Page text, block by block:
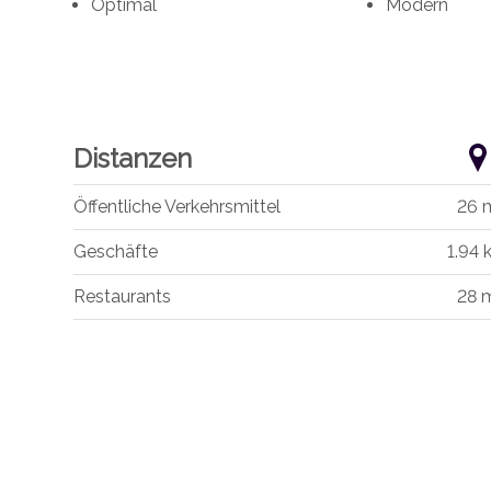
Optimal Modern
Distanzen
Öffentliche Verkehrsmittel 26
Geschäfte 1.94
Restaurants 28